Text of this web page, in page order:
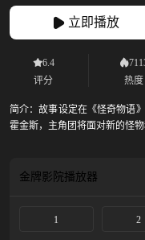
立即播放
6.4
评分 热度
简介：故事设定在《怪奇物语
霍金斯，主角团将面对新的怪物
金牌影院播放器
1 2